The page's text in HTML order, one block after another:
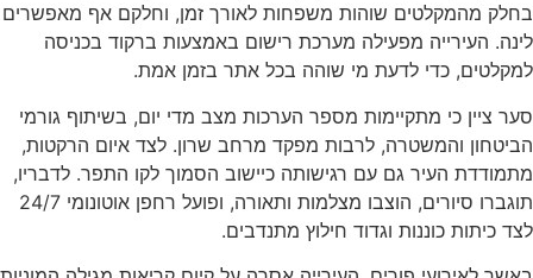
בחלק מהמקלטים שוהות משפחות לאורך זמן, וחלקם אף מאפשרים
לינה. העירייה מפעילה מערכת רישום באמצעות ברקוד בכניסה
למקלטים, כדי לדעת מי שוהה בכל אתר בזמן אמת.
סער ציין כי מתקיימות מספר הערכות מצב מדי יום, בשיתוף גורמי
הביטחון והמשטרה, לרבות מפקד מרחב שרון. לצד איום הרקטות,
מתמודדת העיר גם עם רגישותה כיישוב הסמוך לקו התפר. לדבריו,
תוגברו סיורים, הוצבו מצלמות ותאורה, ופועל רחפן אוטונומי 24/7
לצד כיתות כוננות וגדוד חילוץ מתנדבים.